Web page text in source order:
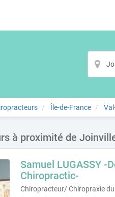
Île-de-France
à proximité de
Samuel LUGASSY -
Chiropractic-
Chiropracteur/ Chiropraxie